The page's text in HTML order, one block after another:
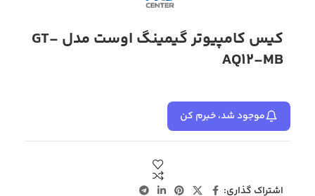
کیس کامپیوتر گیمینگ اوست مدل GT-
AQ12-MB
موجود شد، خبرم کن
اشتراک گذاری: